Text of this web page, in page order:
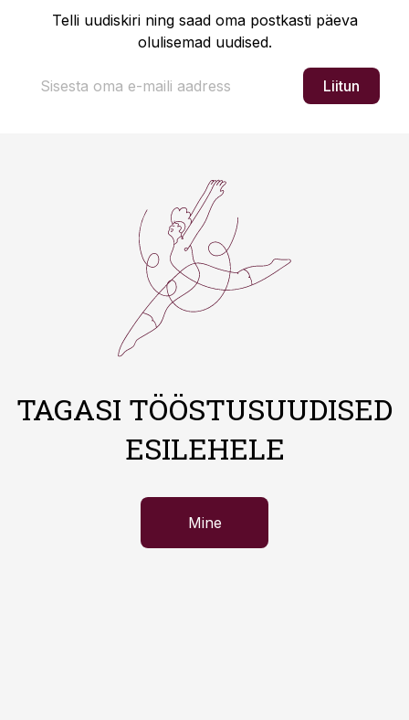
Telli uudiskiri ning saad oma postkasti päeva
olulisemad uudised.
Liitun
TAGASI TÖÖSTUSUUDISED
ESILEHELE
Mine